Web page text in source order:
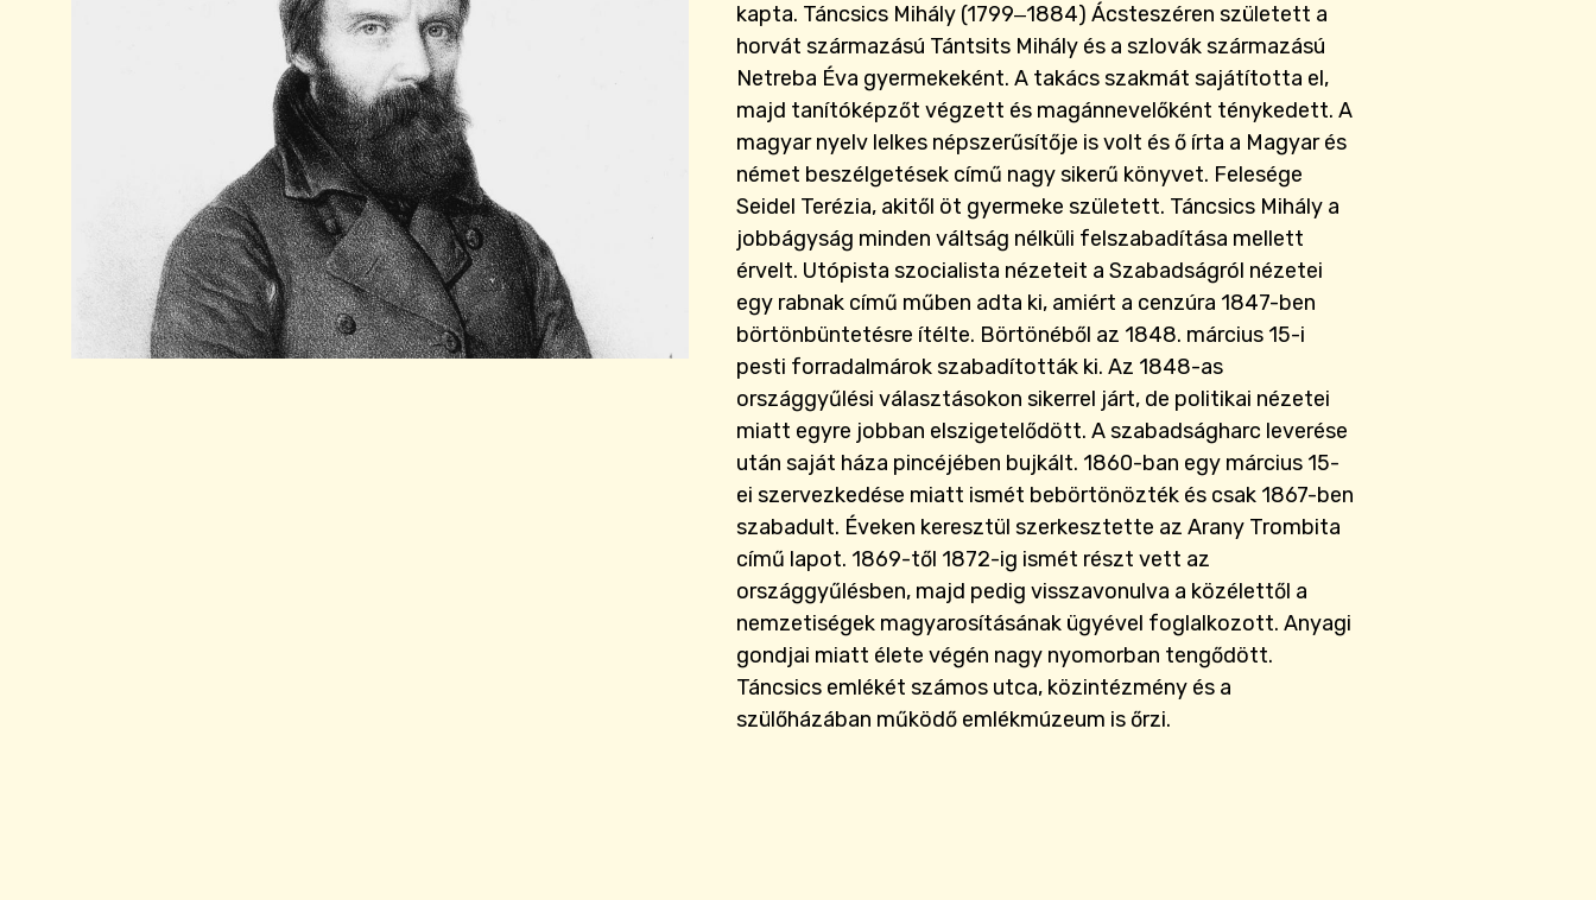
kapta. Táncsics Mihály (1799‒1884) Ácsteszéren született a
horvát származású Tántsits Mihály és a szlovák származású
Netreba Éva gyermekeként. A takács szakmát sajátította el,
majd tanítóképzőt végzett és magánnevelőként ténykedett. A
magyar nyelv lelkes népszerűsítője is volt és ő írta a Magyar és
német beszélgetések című nagy sikerű könyvet. Felesége
Seidel Terézia, akitől öt gyermeke született. Táncsics Mihály a
jobbágyság minden váltság nélküli felszabadítása mellett
érvelt. Utópista szocialista nézeteit a Szabadságról nézetei
egy rabnak című műben adta ki, amiért a cenzúra 1847-ben
börtönbüntetésre ítélte. Börtönéből az 1848. március 15-i
pesti forradalmárok szabadították ki. Az 1848-as
országgyűlési választásokon sikerrel járt, de politikai nézetei
miatt egyre jobban elszigetelődött. A szabadságharc leverése
után saját háza pincéjében bujkált. 1860-ban egy március 15-
ei szervezkedése miatt ismét bebörtönözték és csak 1867-ben
szabadult. Éveken keresztül szerkesztette az Arany Trombita
című lapot. 1869-től 1872-ig ismét részt vett az
országgyűlésben, majd pedig visszavonulva a közélettől a
nemzetiségek magyarosításának ügyével foglalkozott. Anyagi
gondjai miatt élete végén nagy nyomorban tengődött.
Táncsics emlékét számos utca, közintézmény és a
szülőházában működő emlékmúzeum is őrzi.